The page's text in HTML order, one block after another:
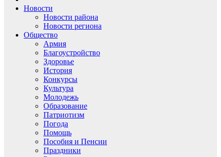
Новости
Новости района
Новости региона
Общество
Армия
Благоустройство
Здоровье
История
Конкурсы
Культура
Молодежь
Образование
Патриотизм
Погода
Помощь
Пособия и Пенсии
Праздники